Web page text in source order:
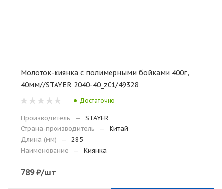
Молоток-киянка с полимерными бойками 400г,
40мм//STAYER 2040-40_z01/49328
Достаточно
Производитель —
STAYER
Страна-производитель
—
Китай
Длина (мм)
—
285
Наименование
— Киянка
789₽/шт